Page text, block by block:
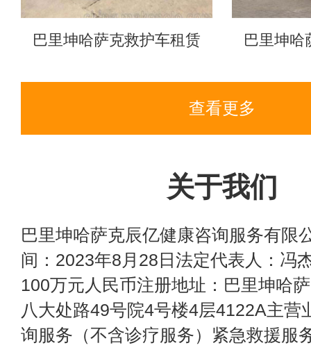
巴里坤哈萨克救护车租赁 巴里坤哈
查看更多
关于我们
巴里坤哈萨克辰亿健康咨询服务有限
间：2023年8月28日法定代表人：冯
100万元人民币注册地址：巴里坤哈
八大处路49号院4号楼4层4122A主营
询服务（不含诊疗服务）紧急救援服